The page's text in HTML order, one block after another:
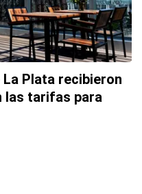
Plata recibieron
las tarifas para